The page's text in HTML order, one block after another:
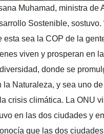
Muhamad, ministra de
Sostenible, sostuvo.
esta sea la COP de la
viven y prosperan en la
donde se
la Naturaleza, y sea uno
crisis climática. La ONU
en las dos ciudades y
que las dos